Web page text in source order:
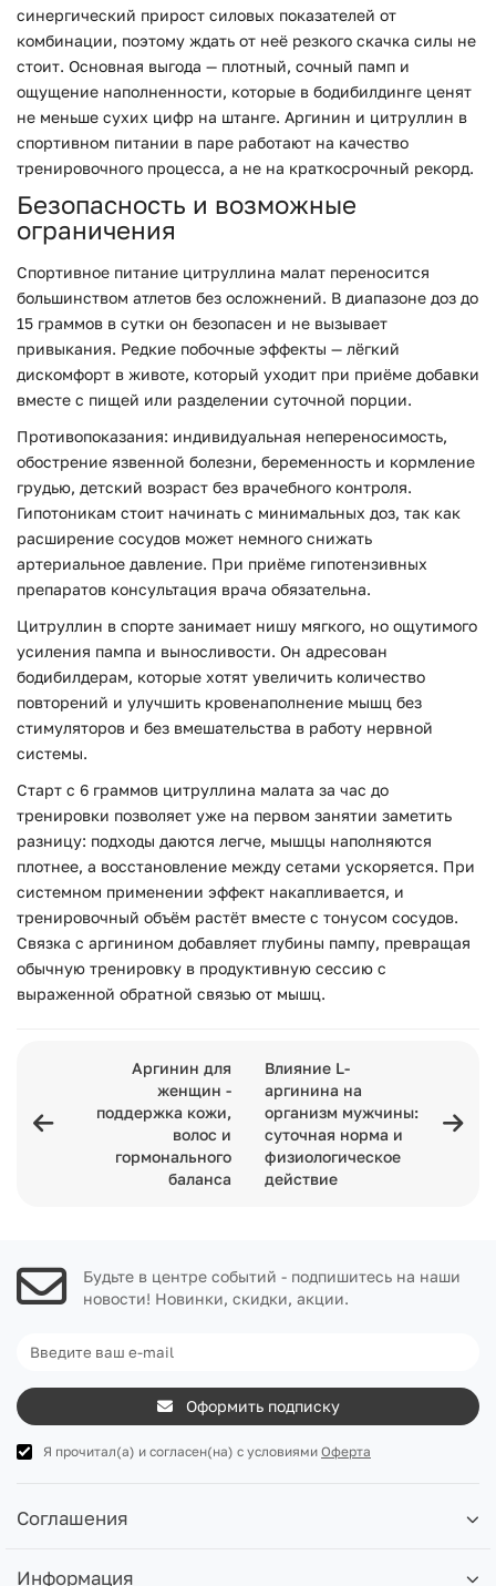
синергический прирост силовых показателей от
комбинации, поэтому ждать от неё резкого скачка силы не
стоит. Основная выгода — плотный, сочный памп и
ощущение наполненности, которые в бодибилдинге ценят
не меньше сухих цифр на штанге. Аргинин и цитруллин в
спортивном питании в паре работают на качество
тренировочного процесса, а не на краткосрочный рекорд.
Безопасность и возможные
ограничения
Спортивное питание цитруллина малат переносится
большинством атлетов без осложнений. В диапазоне доз до
15 граммов в сутки он безопасен и не вызывает
привыкания. Редкие побочные эффекты — лёгкий
дискомфорт в животе, который уходит при приёме добавки
вместе с пищей или разделении суточной порции.
Противопоказания: индивидуальная непереносимость,
обострение язвенной болезни, беременность и кормление
грудью, детский возраст без врачебного контроля.
Гипотоникам стоит начинать с минимальных доз, так как
расширение сосудов может немного снижать
артериальное давление. При приёме гипотензивных
препаратов консультация врача обязательна.
Цитруллин в спорте занимает нишу мягкого, но ощутимого
усиления пампа и выносливости. Он адресован
бодибилдерам, которые хотят увеличить количество
повторений и улучшить кровенаполнение мышц без
стимуляторов и без вмешательства в работу нервной
системы.
Старт с 6 граммов цитруллина малата за час до
тренировки позволяет уже на первом занятии заметить
разницу: подходы даются легче, мышцы наполняются
плотнее, а восстановление между сетами ускоряется. При
системном применении эффект накапливается, и
тренировочный объём растёт вместе с тонусом сосудов.
Связка с аргинином добавляет глубины пампу, превращая
обычную тренировку в продуктивную сессию с
выраженной обратной связью от мышц.
Аргинин для
женщин -
поддержка кожи,
волос и
гормонального
баланса
Влияние L-
аргинина на
организм мужчины:
суточная норма и
физиологическое
действие
Будьте в центре событий - подпишитесь на наши
новости! Новинки, скидки, акции.
Оформить подписку
Я прочитал(а) и согласен(на) с условиями Оферта
Соглашения
Информация